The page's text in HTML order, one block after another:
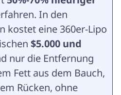
In den
kostet eine 360er-Lipo
$5.000 und
nur die Entfernung
Fett aus dem Bauch,
Rücken, ohne